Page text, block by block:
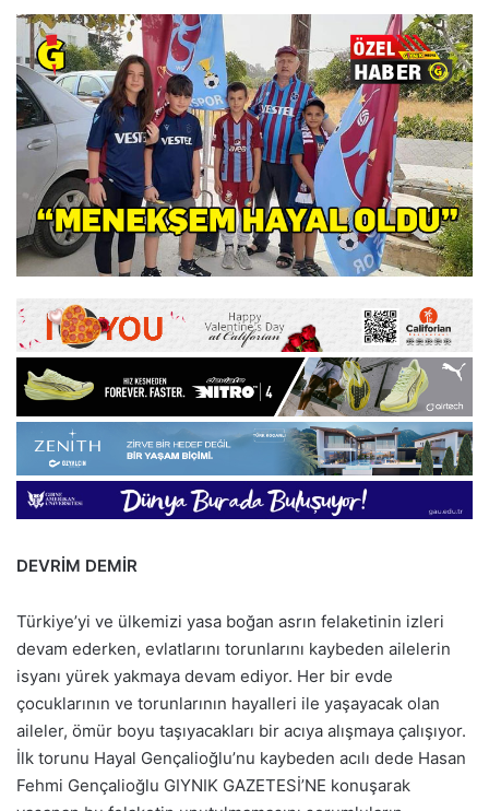
DEVRİM DEMİR
Türkiye’yi ve ülkemizi yasa boğan asrın felaketinin izleri
devam ederken, evlatlarını torunlarını kaybeden ailelerin
isyanı yürek yakmaya devam ediyor. Her bir evde
çocuklarının ve torunlarının hayalleri ile yaşayacak olan
aileler, ömür boyu taşıyacakları bir acıya alışmaya çalışıyor.
İlk torunu Hayal Gençalioğlu’nu kaybeden acılı dede Hasan
Fehmi Gençalioğlu GIYNIK GAZETESİ’NE konuşarak